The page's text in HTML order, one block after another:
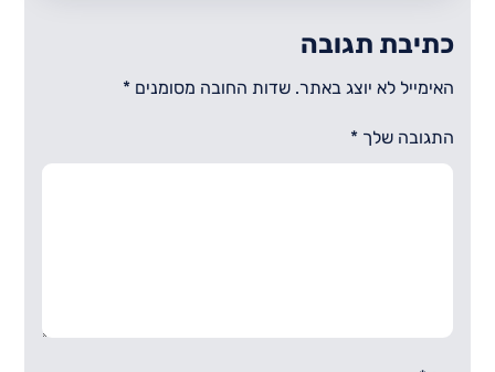
כתיבת תגובה
האימייל לא יוצג באתר. שדות החובה מסומנים*
התגובה שלך*